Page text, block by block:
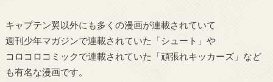
キャプテン翼以外にも多くの漫画が連載されていて
週刊少年マガジンで連載されていた「シュート」や
コロコロコミックで連載されていた「頑張れキッカーズ」など
も有名な漫画です。